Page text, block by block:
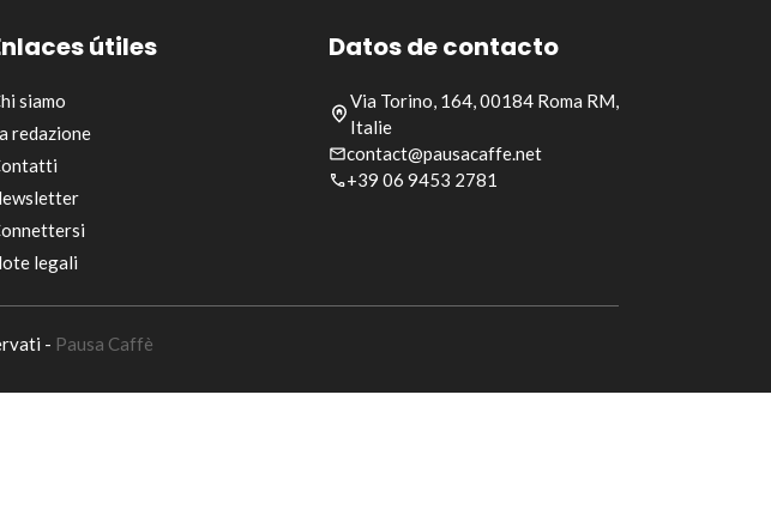
útiles
siamo
redazione
legali
Datos de contacto
Via Torino, 164, 00184 Roma RM,
Italie
contact@pausacaffe.net
+39 06 9453 2781
- Pausa Caffè